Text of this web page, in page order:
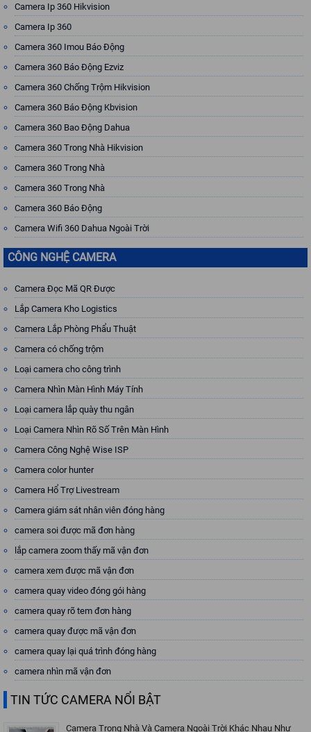
Camera Ip 360 Hikvision
Camera Ip 360
Camera 360 Imou Báo Động
Camera 360 Báo Động Ezviz
Camera 360 Chống Trộm Hikvision
Camera 360 Báo Động Kbvision
Camera 360 Bao Động Dahua
Camera 360 Trong Nhà Hikvision
Camera 360 Trong Nhà
Camera 360 Trong Nhà
Camera 360 Báo Động
Camera Wifi 360 Dahua Ngoài Trời
CÔNG NGHỆ CAMERA
Camera Đọc Mã QR Được
Lắp Camera Kho Logistics
Camera Lắp Phòng Phẩu Thuật
Camera có chống trộm
Loại camera cho công trình
Camera Nhìn Màn Hình Máy Tính
Loại camera lắp quày thu ngân
Loại Camera Nhìn Rõ Số Trên Màn Hình
Camera Công Nghệ Wise ISP
Camera color hunter
Camera Hổ Trợ Livestream
Camera giám sát nhân viên đóng hàng
camera soi được mã đơn hàng
lắp camera zoom thấy mã vận đơn
camera xem được mã vận đơn
camera quay video đóng gói hàng
camera quay rõ tem đơn hàng
camera quay được mã vận đơn
camera quay lại quá trình đóng hàng
camera nhìn mã vận đơn
TIN TỨC CAMERA NỔI BẬT
Camera Trong Nhà Và Camera Ngoài Trời Khác Nhau Như